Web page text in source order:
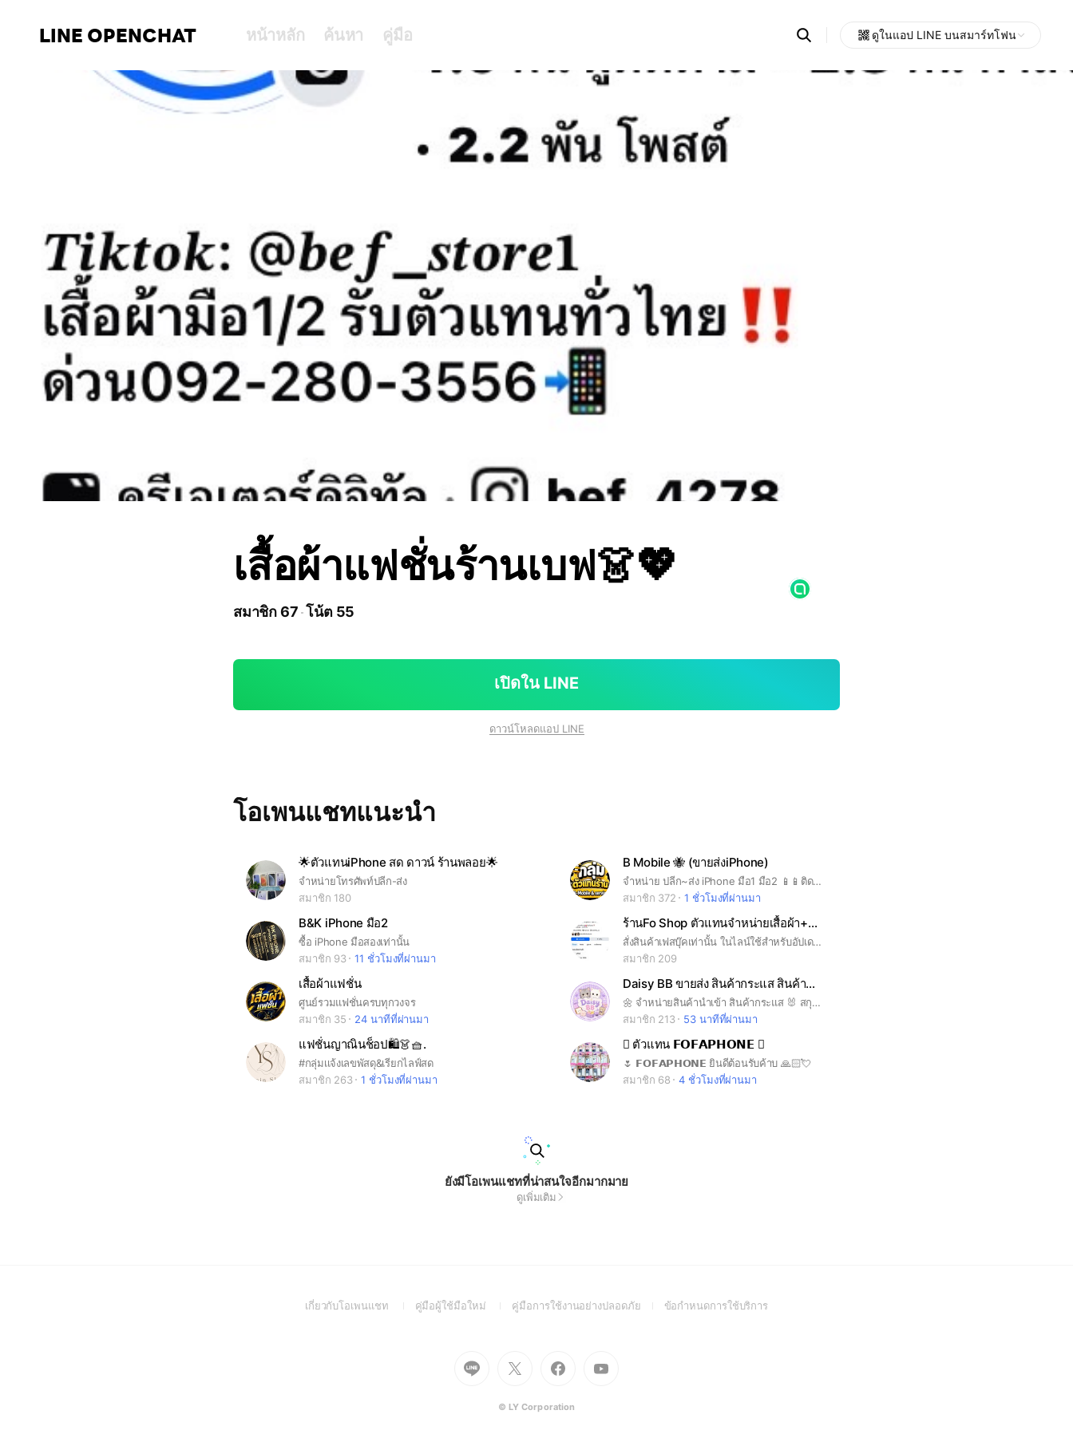
LINE OPENCHAT หน้าหลัก ค้นหา คู่มือ Search
OpenChats
messages
search
ดูในแอป LINE บนสมาร์ทโฟน
เสื้อผ้าแฟชั่นร้านเบฟ👗💖
สมาชิก 67 โน้ต 55
เปิดใน LINE
ดาวน์โหลดแอป LINE
โอเพนแชทแนะนำ
🌟ตัวแทนiPhone สด ดาวน์ ร้านพลอย🌟
จำหน่ายโทรศัพท์ปลีก-ส่ง
สมาชิก 180
B Mobile 🐝 (ขายส่งiPhone)
จำหน่าย ปลีก~ส่ง iPhone มือ1 มือ2 📱📱ติดต่อเราได้ตลอดเวลา #ไอโฟนมือหนึ่ง #iPhoneมือสอง #ขายไอโฟนราคาถูก #iPhoneสมุทรปราการ #iPhoneชลบุรี #iPhoneกรุงเทพปริมณฑล #iPhoneนัดรับ 062-4915566 คุณเฟิร์ส
สมาชิก 372
1 ชั่วโมงที่ผ่านมา
B&K iPhone มือ2
ซื้อ iPhone มือสองเท่านั้น
สมาชิก 93
11 ชั่วโมงที่ผ่านมา
ร้านFo Shop ตัวแทนจำหน่ายเสื้อผ้า+สบู่
สั่งสินค้าเฟสบุ๊คเท่านั้น ในไลน์ใช้สำหรับอัปเดตงาน🙏🏻🥰
สมาชิก 209
เสื้อผ้าแฟชั่น
ศูนย์รวมแฟชั่นครบทุกวงจร
สมาชิก 35
24 นาทีที่ผ่านมา
Daisy BB ขายส่ง สินค้ากระแส สินค้านำเข้า
🌼 จำหน่ายสินค้านำเข้า สินค้ากระแส 🐰 สกุชชี่ / Art Toys / ของเล่น ของสะสม 🌼 ของฝาก ของใช้ ทุกประเภท 😷 แมส / ATK ยกลัง 🍫 ขนมนำเข้าจากต่างประเทศ 📌 เรทปลีก-ส่ง อัพเดทสินค้าทุกวัน 📌 รับตัวแทนจำหน่ายแบบไม่สต๊อก ฟรี
สมาชิก 213
53 นาทีที่ผ่านมา
แฟชั่นญาณินช็อป🛍️👗🧺.
#กลุ่มเเจ้งเลขพัสดุ&เรียกไลฟ์สด
สมาชิก 263
1 ชั่วโมงที่ผ่านมา
 ตัวแทน 𝗙𝗢𝗙𝗔𝗣𝗛𝗢𝗡𝗘 
🌷 𝗙𝗢𝗙𝗔𝗣𝗛𝗢𝗡𝗘 ยินดีต้อนรับค้าบ 🙏🏻💘
สมาชิก 68
4 ชั่วโมงที่ผ่านมา
ยังมีโอเพนแชทที่น่าสนใจอีกมากมาย
ดูเพิ่มเติม
เกี่ยวกับโอเพนแชท
(Openคู่มือผู้ใช้มือใหม่
(Open
window)
คู่มือการใช้งานอย่างปลอดภัย(Openข้อกำหนดการใช้บริการ(Open
Go
to
(Open
Go
to
(Open
Go
to
(Open
to
© LY Corporation